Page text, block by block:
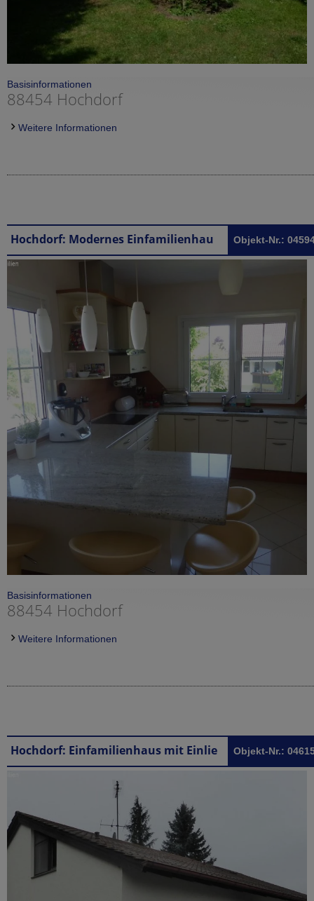
Basisinformationen
88454 Hochdorf
Weitere Informationen
Objekt-Nr.:
Basisinformationen
88454 Hochdorf
Weitere Informationen
Objekt-Nr.: